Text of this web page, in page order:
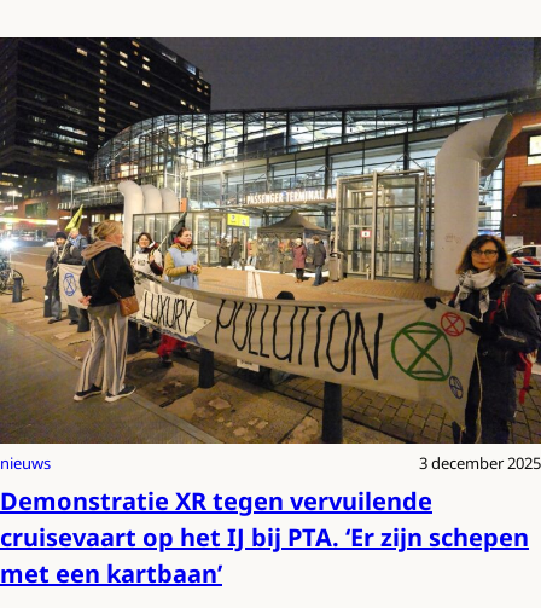
nieuws 3 december 2025
Demonstratie XR tegen vervuilende
cruisevaart op het IJ bij PTA. ‘Er zijn schepen
met een kartbaan’